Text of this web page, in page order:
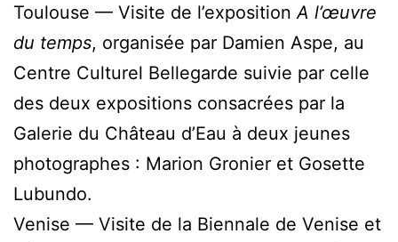
Toulouse — Visite de l’exposition A l’œuvre
du temps, organisée par Damien Aspe, au
Centre Culturel Bellegarde suivie par celle
des deux expositions consacrées par la
Galerie du Château d’Eau à deux jeunes
photographes : Marion Gronier et Gosette
Lubundo.
Venise — Visite de la Biennale de Venise et